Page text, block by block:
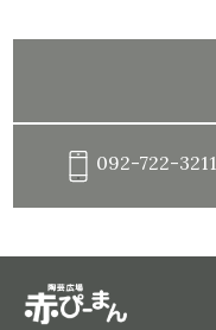
092-722-3211